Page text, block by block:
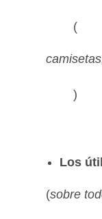
(
)
Los
(sobre